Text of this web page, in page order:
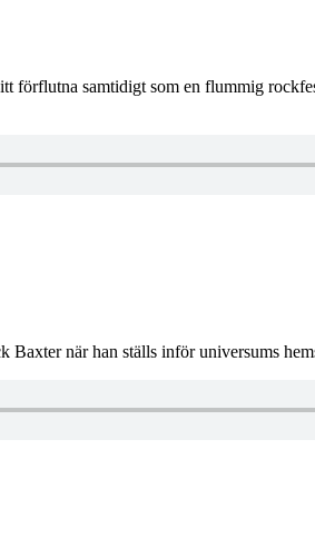
samtidigt som en flummig
när han ställs inför universums